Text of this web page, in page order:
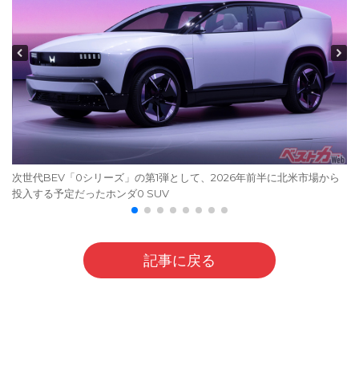
次世代BEV「0シリーズ」の第1弾として、2026年前半に北米市場から
投入する予定だったホンダ0 SUV
記事に戻る